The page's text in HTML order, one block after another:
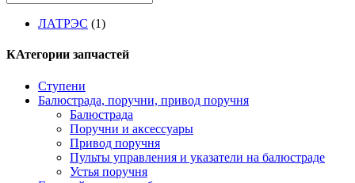
ЛАТРЭС (1)
КАтегории запчастей
Ступени
Балюстрада, поручни, привод поручня
Балюстрада
Поручни и аксессуары
Привод поручня
Пульты управления и указатели на балюстраде
Устья поручня